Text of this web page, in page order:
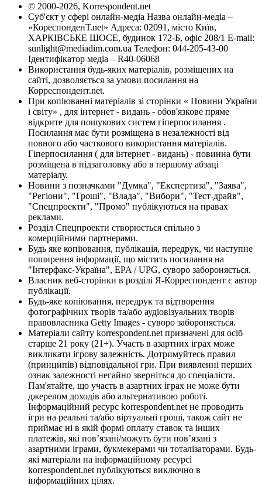
© 2000-2026, Korrespondent.net
Суб'єкт у сфері онлайн-медіа Назва онлайн-медіа –
«КореспонденТ.net» Адреса: 02091, місто Київ,
ХАРКІВСЬКЕ ШОСЕ, будинок 172-Б, офіс 208/1 E-mail:
sunlight@mediadim.com.ua Телефон: 044-205-43-00
Ідентифікатор медіа – R40-06068
Використання будь-яких матеріалів, розміщених на
сайті, дозволяється за умови посилання на
Корреспондент.net.
При копіюванні матеріалів зі сторінки « Новини України
і світу» , для інтернет - видань - обов'язкове пряме
відкрите для пошукових систем гіперпосилання .
Посилання має бути розміщена в незалежності від
повного або часткового використання матеріалів.
Гіперпосилання ( для інтернет - видань) - повинна бути
розміщена в підзаголовку або в першому абзаці
матеріалу.
Новини з позначками "Думка", "Експертиза", "Заява",
"Регіони", "Гроші", "Влада", "Вибори", "Тест-драйв",
"Спецпроекти", "Промо" публікуються на правах
реклами.
Розділ Спецпроекти створюється спільно з
комерційними партнерами.
Будь яке копіювання, публікація, передрук, чи наступне
поширення інформації, що містить посилання на
"Інтерфакс-Україна", EPA / UPG, суворо забороняється.
Власник веб-сторінки в розділі Я-Корреспондент є автор
публікації.
Будь-яке копіювання, передрук та відтворення
фотографічних творів та/або аудіовізуальних творів
правовласника Getty Images - суворо забороняється.
Матеріали сайту korrespondent.net призначені для осіб
старше 21 року (21+). Участь в азартних іграх може
викликати ігрову залежність. Дотримуйтесь правил
(принципів) відповідальної гри. При виявленні перших
ознак залежності негайно зверніться до спеціаліста.
Пам'ятайте, що участь в азартних іграх не може бути
джерелом доходів або альтернативою роботі.
Інформаційний ресурс korrespondent.net не проводить
ігри на реальні та/або віртуальні гроші, також сайт не
приймає ні в якій формі оплату ставок та інших
платежів, які пов’язані/можуть бути пов’язані з
азартними іграми, букмекерами чи тоталізаторами. Будь-
які матеріали на інформаційному ресурсі
korrespondent.net публікуються виключно в
інформаційних цілях.